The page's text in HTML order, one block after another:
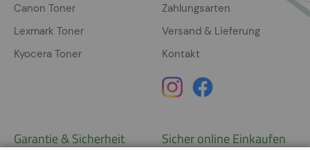
Canon Toner
Lexmark Toner
Kyocera Toner
Zahlungsarten
Versand & Lieferung
Kontakt
Garantie & Sicherheit Sicher online Einkaufen